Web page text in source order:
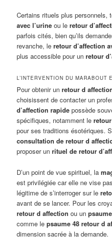
Certains rituels plus personnels,
avec l’urine ou leretour
parfois cités, bien qu’ils
revanche, leretour d’affection
plus accessible pour unretour
L’INTERVENTION DU MARABOUT
Pour obtenir unretour d
choisissent de contacter un
d’affection rapide possède
spécifiques, notamment le
pour ses traditions ésotériques.
consultation de retour d
proposer unrituel de retour
D’un point de vue spirituel, la
est privilégiée car elle ne vise
légitime de s’interroger sur le
avant de se lancer. Pour les
retour d affection ou un
comme lepsaume 48 retour d
dimension sacrée à la demande.